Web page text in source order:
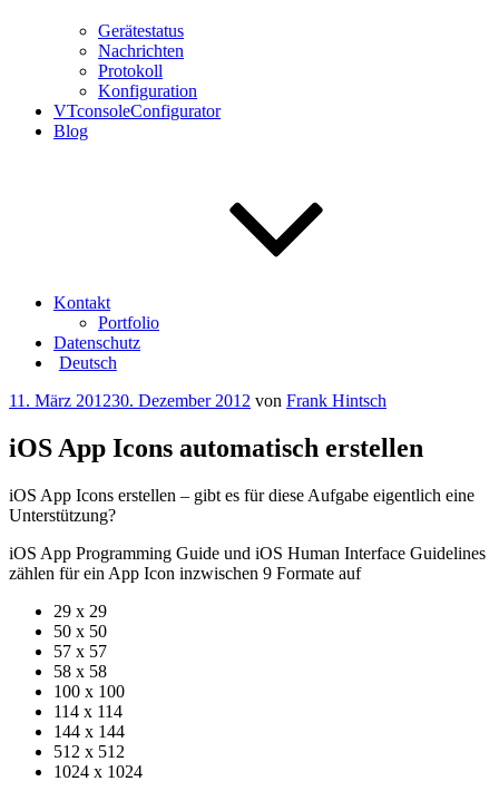
Gerätestatus
Nachrichten
Protokoll
Konfiguration
VTconsoleConfigurator
Blog
Kontakt
Portfolio
Datenschutz
Deutsch
Veröffentlicht
11. März 201230. Dezember 2012 von Frank Hintsch
iOS App Icons automatisch erstellen
iOS App Icons erstellen – gibt es für diese Aufgabe eigentlich eine
Unterstützung?
iOS App Programming Guide und iOS Human Interface Guidelines
zählen für ein App Icon inzwischen 9 Formate auf
29 x 29
50 x 50
57 x 57
58 x 58
100 x 100
114 x 114
144 x 144
512 x 512
1024 x 1024